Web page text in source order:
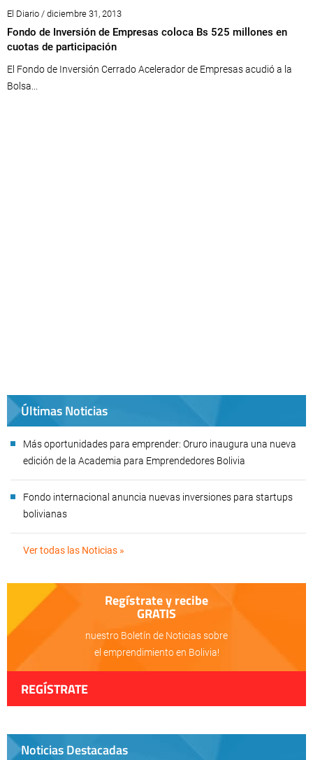
El Diario / diciembre 31, 2013
Fondo de Inversión de Empresas coloca Bs 525 millones en
cuotas de participación
El Fondo de Inversión Cerrado Acelerador de Empresas acudió a la
Bolsa...
Últimas Noticias
Más oportunidades para emprender: Oruro inaugura una nueva
edición de la Academia para Emprendedores Bolivia
Fondo internacional anuncia nuevas inversiones para startups
bolivianas
Ver todas las Noticias »
Regístrate y recibe
GRATIS
nuestro Boletín de Noticias sobre
el emprendimiento en Bolivia!
REGÍSTRATE
Noticias Destacadas